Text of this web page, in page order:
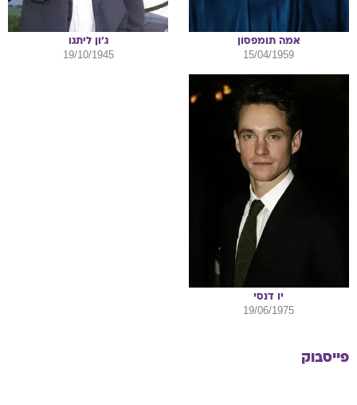
אמה תומפסון
15/04/1959
ג'ון ליתגו
19/10/1945
יו דנסי
19/06/1975
פייסבוק